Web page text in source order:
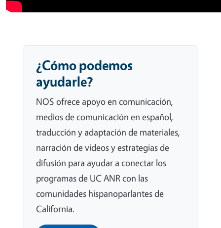
¿Cómo podemos
ayudarle?
NOS ofrece apoyo en comunicación,
medios de comunicación en español,
traducción y adaptación de materiales,
narración de videos y estrategias de
difusión para ayudar a conectar los
programas de UC ANR con las
comunidades hispanoparlantes de
California.